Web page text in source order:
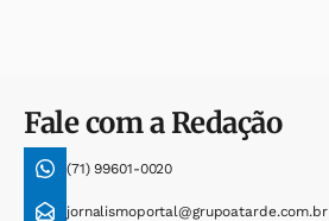
Fale com a Redação
(71) 99601-0020
jornalismoportal@grupoatarde.com.br